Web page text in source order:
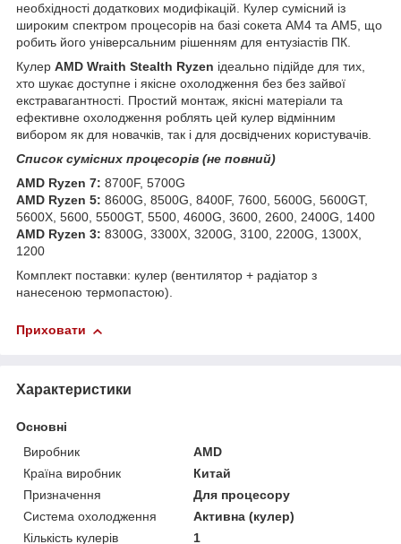
необхідності додаткових модифікацій. Кулер сумісний із
широким спектром процесорів на базі сокета АМ4 та AM5, що
робить його універсальним рішенням для ентузіастів ПК.
Кулер AMD Wraith Stealth Ryzen ідеально підійде для тих,
хто шукає доступне і якісне охолодження без без зайвої
екстравагантності. Простий монтаж, якісні матеріали та
ефективне охолодження роблять цей кулер відмінним
вибором як для новачків, так і для досвідчених користувачів.
Список сумісних процесорів (не повний)
AMD Ryzen 7: 8700F, 5700G
AMD Ryzen 5: 8600G, 8500G, 8400F, 7600, 5600G, 5600GT,
5600X, 5600, 5500GT, 5500, 4600G, 3600, 2600, 2400G, 1400
AMD Ryzen 3: 8300G, 3300X, 3200G, 3100, 2200G, 1300X,
1200
Комплект поставки: кулер (вентилятор + радіатор з
нанесеною термопастою).
Приховати
Характеристики
Основні
Виробник
AMD
Країна виробник
Китай
Призначення
Для процесору
Система охолодження
Активна (кулер)
Кількість кулерів
1